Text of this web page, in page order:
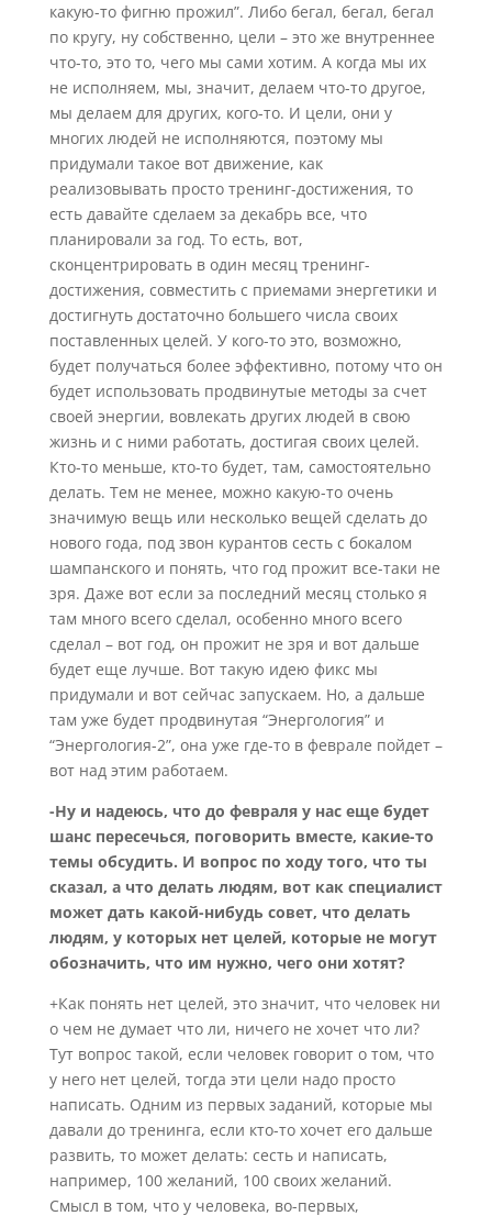
какую-то фигню прожил”. Либо бегал, бегал, бегал
по кругу, ну собственно, цели – это же внутреннее
что-то, это то, чего мы сами хотим. А когда мы их
не исполняем, мы, значит, делаем что-то другое,
мы делаем для других, кого-то. И цели, они у
многих людей не исполняются, поэтому мы
придумали такое вот движение, как
реализовывать просто тренинг-достижения, то
есть давайте сделаем за декабрь все, что
планировали за год. То есть, вот,
сконцентрировать в один месяц тренинг-
достижения, совместить с приемами энергетики и
достигнуть достаточно большего числа своих
поставленных целей. У кого-то это, возможно,
будет получаться более эффективно, потому что он
будет использовать продвинутые методы за счет
своей энергии, вовлекать других людей в свою
жизнь и с ними работать, достигая своих целей.
Кто-то меньше, кто-то будет, там, самостоятельно
делать. Тем не менее, можно какую-то очень
значимую вещь или несколько вещей сделать до
нового года, под звон курантов сесть с бокалом
шампанского и понять, что год прожит все-таки не
зря. Даже вот если за последний месяц столько я
там много всего сделал, особенно много всего
сделал – вот год, он прожит не зря и вот дальше
будет еще лучше. Вот такую идею фикс мы
придумали и вот сейчас запускаем. Но, а дальше
там уже будет продвинутая “Энергология” и
“Энергология-2”, она уже где-то в феврале пойдет –
вот над этим работаем.
-Ну и надеюсь, что до февраля у нас еще будет
шанс пересечься, поговорить вместе, какие-то
темы обсудить. И вопрос по ходу того, что ты
сказал, а что делать людям, вот как специалист
может дать какой-нибудь совет, что делать
людям, у которых нет целей, которые не могут
обозначить, что им нужно, чего они хотят?
+Как понять нет целей, это значит, что человек ни
о чем не думает что ли, ничего не хочет что ли?
Тут вопрос такой, если человек говорит о том, что
у него нет целей, тогда эти цели надо просто
написать. Одним из первых заданий, которые мы
давали до тренинга, если кто-то хочет его дальше
развить, то может делать: сесть и написать,
например, 100 желаний, 100 своих желаний.
Смысл в том, что у человека, во-первых,